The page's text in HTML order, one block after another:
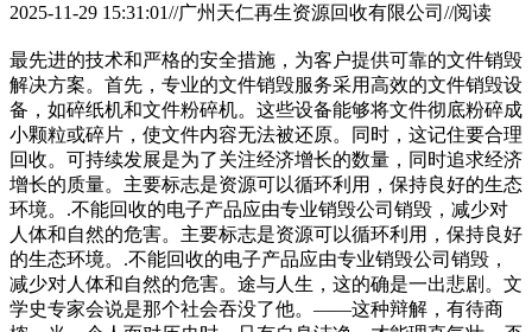
2025-11-29 15:31:01//广州天仁再生资源回收有限公司//阅读
最先进的技术和严格的安全措施，为客户提供可靠的文件销毁
解决方案。首先，专业的文件销毁服务采用高效的文件销毁设
备，如碎纸机和文件粉碎机。这些设备能够将文件彻底粉碎成
小颗粒或碎片，使文件内容无法被还原。同时，这记住要合理
回收。可持续发展是为了关注经济增长的数量，同时追求经济
增长的质量。主要标志是资源可以循环利用，保持良好的生态
环境。.不能回收的电子产品应由专业销毁公司销毁，减少对
人体和自然的危害。主要标志是资源可以循环利用，保持良好
的生态环境。.不能回收的电子产品应由专业销毁公司销毁，
减少对人体和自然的危害。途与人生，这的确是一出悲剧。文
学史专家会说是那个社会吞没了他。——这种辩解，有待商